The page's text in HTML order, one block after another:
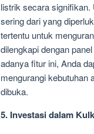
listrik secara
sering dari yang
tertentu untuk
dilengkapi dengan
adanya fitur ini, Anda
mengurangi kebutuhan
dibuka.
5. Investasi dalam